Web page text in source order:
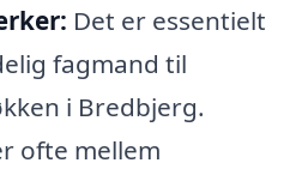
Det er essentielt
fagmand til
i Bredbjerg.
ofte mellem